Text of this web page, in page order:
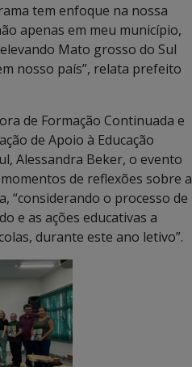
tem enfoque na nossa
apenas em meu município,
Mato grosso do Sul
nosso país”, relata prefeito
de Formação Continuada e
de Apoio à Educação
Alessandra Beker, o evento
de reflexões sobre a
“considerando o processo de
e as ações educativas a
durante este ano letivo”.